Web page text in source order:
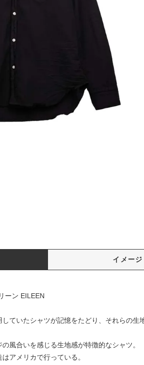
イメージ
ーン EILEEN
ていたシャツが記憶をたどり、それらの
風合いを感じる生地感が特徴的なシャツ。
アメリカで行っている。